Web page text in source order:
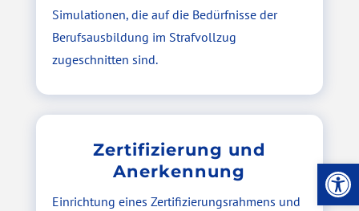
Simulationen, die auf die Bedürfnisse der
Berufsausbildung im Strafvollzug
zugeschnitten sind.
Zertifizierung und
Anerkennung
Einrichtung eines Zertifizierungsrahmens und